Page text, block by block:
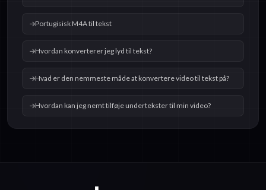
Portugisisk M4A til tekst
Hvordan konverterer jeg lyd til tekst?
Hvad er den nemmeste måde at konvertere video til tekst på?
Hvordan kan jeg nemt tilføje undertekster til min video?